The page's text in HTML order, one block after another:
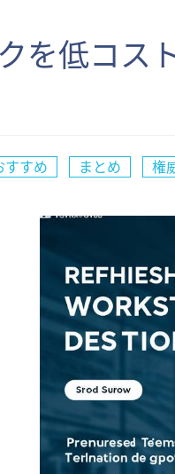
を低コス
すすめ まとめ 権